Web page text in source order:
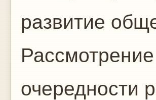
развитие
очередности